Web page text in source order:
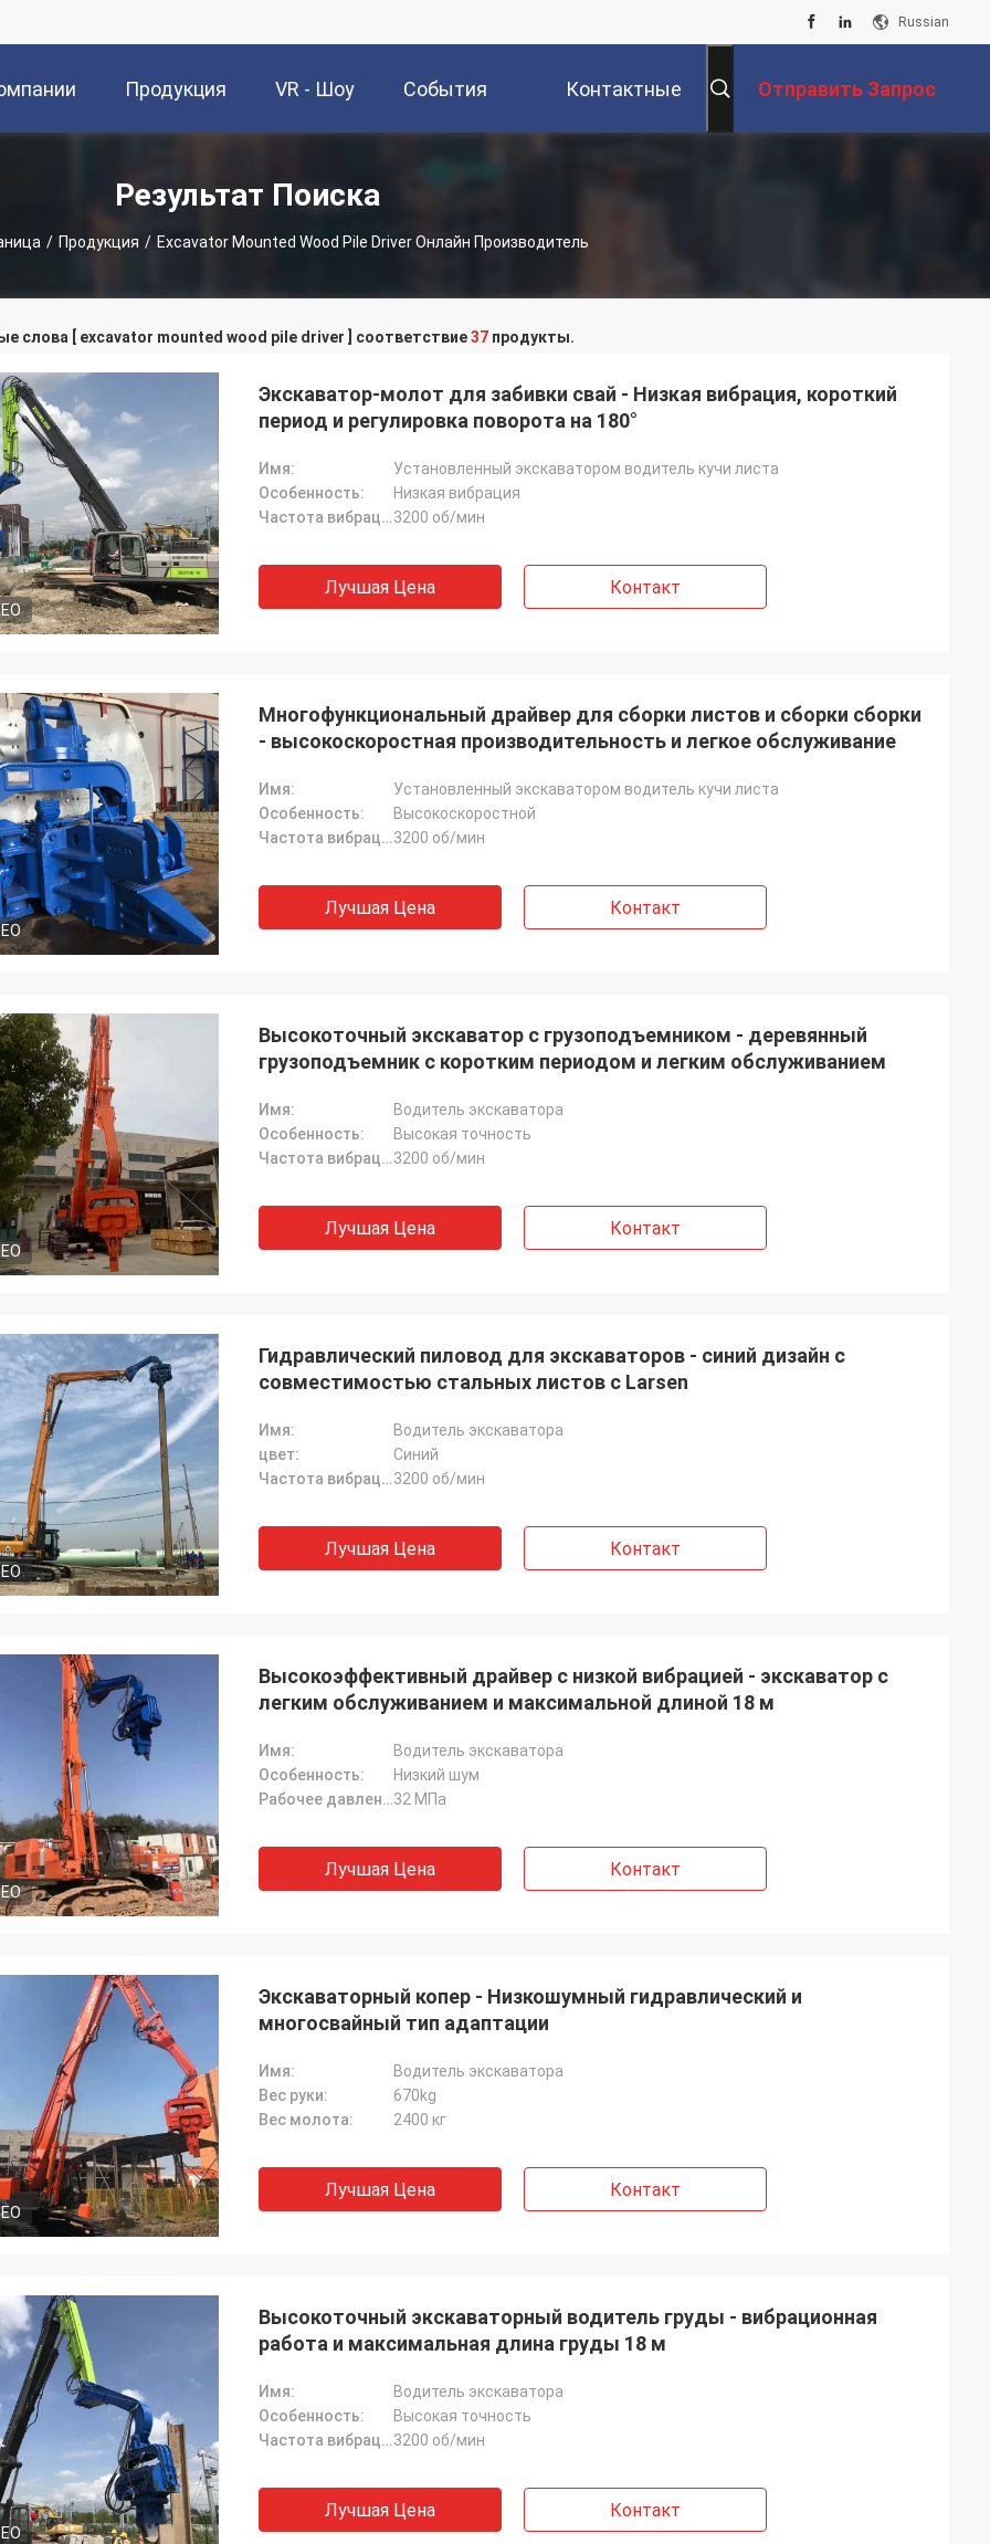
Russian
Продукция VR - Шоу События Контактные Отправить Запрос
Результат Поиска
/ Продукция / Excavator Mounted Wood Pile Driver Онлайн Производитель
слова [ excavator mounted wood pile driver ] соответствие37 продукты.
Экскаватор-молот для забивки свай - Низкая вибрация, короткий
период и регулировка поворота на 180°
Имя:
Установленный экскаватором водитель кучи листа
Особенность:
Низкая вибрация
Частота вибрации:3200 об/мин
Лучшая Цена Контакт
Многофункциональный драйвер для сборки листов и сборки сборки
- высокоскоростная производительность и легкое обслуживание
Имя:
Установленный экскаватором водитель кучи листа
Особенность:
Высокоскоростной
Частота вибрации:3200 об/мин
Лучшая Цена Контакт
Высокоточный экскаватор с грузоподъемником - деревянный
грузоподъемник с коротким периодом и легким обслуживанием
Имя:
Водитель экскаватора
Особенность:
Высокая точность
Частота вибрации:3200 об/мин
Лучшая Цена Контакт
Гидравлический пиловод для экскаваторов - синий дизайн с
совместимостью стальных листов с Larsen
Имя:
Водитель экскаватора
цвет:
Синий
Частота вибрации:3200 об/мин
Лучшая Цена Контакт
Высокоэффективный драйвер с низкой вибрацией - экскаватор с
легким обслуживанием и максимальной длиной 18 м
Имя:
Водитель экскаватора
Особенность:
Низкий шум
Рабочее давление:32 МПа
Лучшая Цена Контакт
Экскаваторный копер - Низкошумный гидравлический и
многосвайный тип адаптации
Имя:
Водитель экскаватора
Вес руки:
670kg
Вес молота:
2400 кг
Лучшая Цена Контакт
Высокоточный экскаваторный водитель груды - вибрационная
работа и максимальная длина груды 18 м
Имя:
Водитель экскаватора
Особенность:
Высокая точность
Частота вибрации:3200 об/мин
Лучшая Цена Контакт